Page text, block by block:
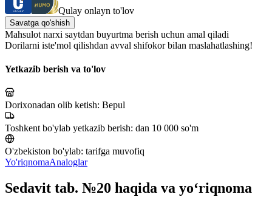
Qulay onlayn to'lov
Savatga qo'shish
Mahsulot narxi saytdan buyurtma berish uchun amal qiladi
Dorilarni iste'mol qilishdan avval shifokor bilan maslahatlashing!
Yetkazib berish va to'lov
Dorixonadan olib ketish: Bepul
Toshkent bo'ylab yetkazib berish: dan 10 000 so'm
O'zbekiston bo'ylab: tarifga muvofiq
Yo'riqnomaAnaloglar
Sedavit tab. №20 haqida va yo‘riqnoma